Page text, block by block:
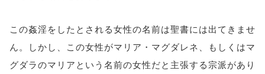
この姦淫をしたとされる女性の名前は聖書には出てきませ
ん。しかし、この女性がマリア・マグダレネ、もしくはマ
グダラのマリアという名前の女性だと主張する宗派があり